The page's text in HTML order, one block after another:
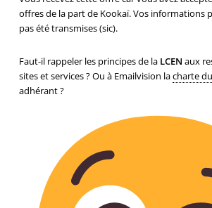
offres de la part de Kookaï. Vos informations
pas été transmises (sic).
Faut-il rappeler les principes de la LCEN aux
sites et services ? Ou à Emailvision lacharte du
adhérant ?